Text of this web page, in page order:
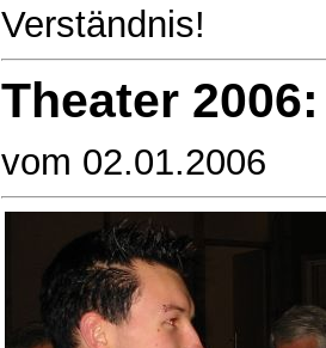
Verständnis!
Theater
vom 02.01.2006